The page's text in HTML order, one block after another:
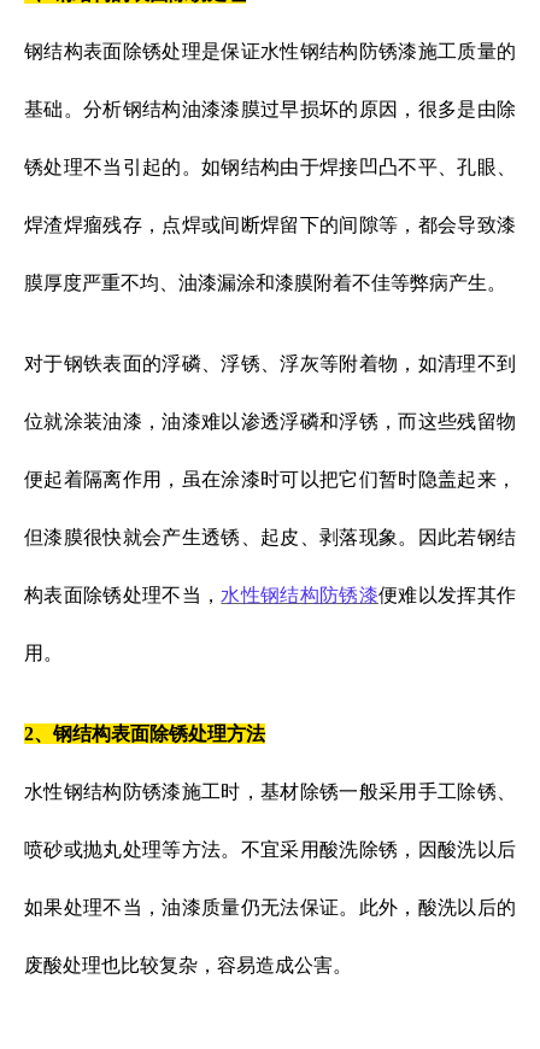
钢结构表面除锈处理是保证水性钢结构防锈漆施工质量的
基础。分析钢结构油漆漆膜过早损坏的原因，很多是由除
锈处理不当引起的。如钢结构由于焊接凹凸不平、孔眼、
焊渣焊瘤残存，点焊或间断焊留下的间隙等，都会导致漆
膜厚度严重不均、油漆漏涂和漆膜附着不佳等弊病产生。
对于钢铁表面的浮磷、浮锈、浮灰等附着物，如清理不到
位就涂装油漆，油漆难以渗透浮磷和浮锈，而这些残留物
便起着隔离作用，虽在涂漆时可以把它们暂时隐盖起来，
但漆膜很快就会产生透锈、起皮、剥落现象。因此若钢结
构表面除锈处理不当， 水性钢结构防锈漆便难以发挥其作
用。
2、钢结构表面除锈处理方法
水性钢结构防锈漆施工时，基材除锈一般采用手工除锈、
喷砂或抛丸处理等方法。不宜采用酸洗除锈，因酸洗以后
如果处理不当，油漆质量仍无法保证。此外，酸洗以后的
废酸处理也比较复杂，容易造成公害。